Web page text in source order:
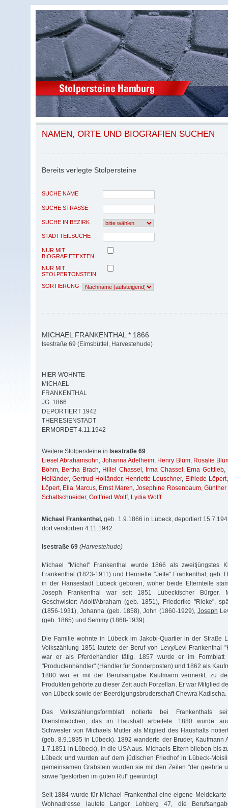
NAMEN, ORTE UND BIOGRAFIEN SUCHEN
Bereits verlegte Stolpersteine
SUCHE NAME
SUCHE STRASSE
SUCHE IN BEZIRK
STADTTEILSUCHE
NUR MIT
BIOGRAFIETEXTEN
NUR MIT
STOLPERTONSTEIN
SORTIERUNG
MICHAEL FRANKENTHAL * 1866
Isestraße 69 (Eimsbüttel, Harvestehude)
HIER WOHNTE
MICHAEL
FRANKENTHAL
JG. 1866
DEPORTIERT 1942
THERESIENSTADT
ERMORDET 4.11.1942
Weitere Stolpersteine in Isestraße 69:
Liesel Abrahamsohn, Johanna Adelheim, Henry Blum, Rosalie
Böhm, Bertha Brach, Hillel Chassel , Irma Chassel , Erna Gottlieb,
Holländer, Gertrud Holländer, Henriette Leuschner, Elfriede Löpert
Löpert, Ella Marcus, Ernst Maren,Josephine Rosenbaum,Günther
Schattschneider, Gottfried Wolff, Lydia Wolff
Michael Frankenthal,geb. 1.9.1866 in Lübeck, deportiert
dort verstorben 4.11.1942
Isestraße 69 (Harvestehude)
Michael "Michel" Frankenthal wurde 1866 als zweitjüngstes
Frankenthal (1823-1911) und Henriette "Jette" Frankenthal, geb.
in der Hansestadt Lübeck geboren, woher beide Elternteile
Joseph Frankenthal war seit 1851 Lübeckischer Bürger.
Geschwister: Adolf/Abraham (geb. 1851), Friederike "Rieke",
(1856-1931), Johanna (geb. 1858), John (1860-1929), Joseph
(geb. 1865) und Semmy (1868-1939).
Die Familie wohnte in Lübeck im Jakobi-Quartier in der Straße
Volkszählung 1851 lautete der Beruf von Levy/Levi Frankenthal
war er als Pferdehändler tätig. 1857 wurde er im Formblatt
"Productenhändler" (Händler für Sonderposten) und 1862 als
1880 war er mit der Berufsangabe Kaufmann vermerkt, zu
Produkten gehörte zu dieser Zeit auch Porzellan. Er war Mitglied
von Lübeck sowie der Beerdigungsbruderschaft Chewra Kadischa.
Das Volkszählungsformblatt notierte bei Frankenthals
Dienstmädchen, das im Haushalt arbeitete. 1880 wurde
Schwester von Michaels Mutter als Mitglied des Haushalts
(geb. 8.9.1835 in Lübeck). 1892 wanderte der Bruder, Kaufmann
1.7.1851 in Lübeck), in die USA aus. Michaels Eltern blieben bis
Lübeck und wurden auf dem jüdischen Friedhof in Lübeck-
gemeinsamen Grabstein wurden sie mit den Zeilen "der geehrte
sowie "gestorben im guten Ruf" gewürdigt.
Seit 1884 wurde für Michael Frankenthal eine eigene
Wohnadresse lautete Langer Lohberg 47, die